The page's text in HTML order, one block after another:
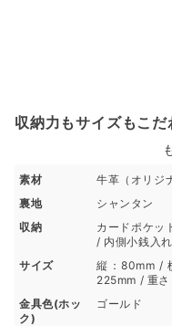
収納力もサイズもこだ
素材
牛革（オリジ
裏地
シャンタン
収納
カードポケッ
/ 内側小銭入
サイズ
縦：80mm /
225mm / 重
金具色(ホッ
ク)
ゴールド